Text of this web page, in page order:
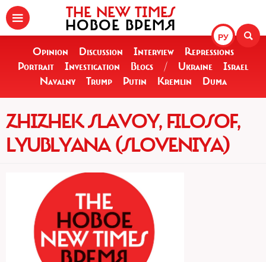
РУ
THE NEW TIMES
НОВОЕ ВРЕМЯ
Opinion Discussion Interview
Repressions
Portrait
Investigation Blogs / Ukraine
Israel
Navalny
Trump Putin Kremlin Duma
ZHIZHEK SLAVOY, FILOSOF,
LYUBLYANA (SLOVENIYA)